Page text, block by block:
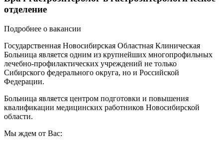
отделение
Подробнее о вакансии
Государственная Новосибирская Областная Клиническая
Больница является одним из крупнейших многопрофильных
лечебно-профилактических учреждений не только
Сибирского федерального округа, но и Российской
Федерации.
Больница является центром подготовки и повышения
квалификации медицинских работников Новосибирской
области.
Мы ждем от Вас: